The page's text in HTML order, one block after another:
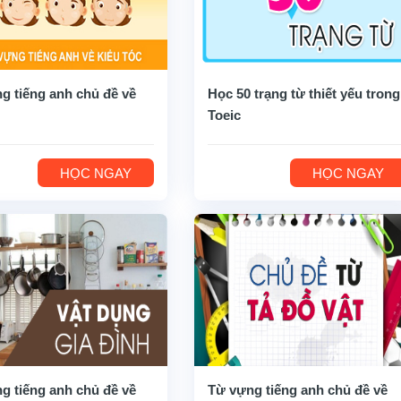
tiếng anh chủ đề về
HỌC NGAY
Học 50 trạng từ thiết yếu trong
Toeic
HỌC NGAY
tiếng anh chủ đề về Từ vựng tiếng anh chủ đề về